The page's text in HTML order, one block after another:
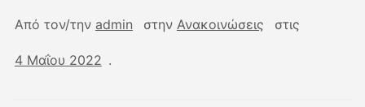
Από τον/την admin στην Ανακοινώσεις στις
4 Μαΐου 2022 .